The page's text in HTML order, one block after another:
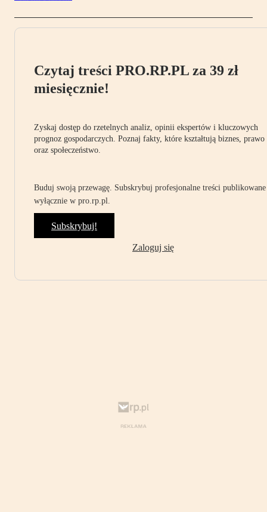
Czytaj treści PRO.RP.PL za 39 zł
miesięcznie!
Zyskaj dostęp do rzetelnych analiz, opinii ekspertów i kluczowych
prognoz gospodarczych. Poznaj fakty, które kształtują biznes, prawo
oraz społeczeństwo.
Buduj swoją przewagę. Subskrybuj profesjonalne treści publikowane
wyłącznie w pro.rp.pl.
Subskrybuj!
Zaloguj się